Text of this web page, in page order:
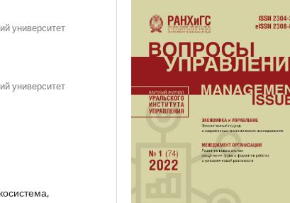
университет
университет